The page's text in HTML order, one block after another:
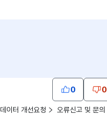
0 0
데이터 개선요청 오류신고 및 문의